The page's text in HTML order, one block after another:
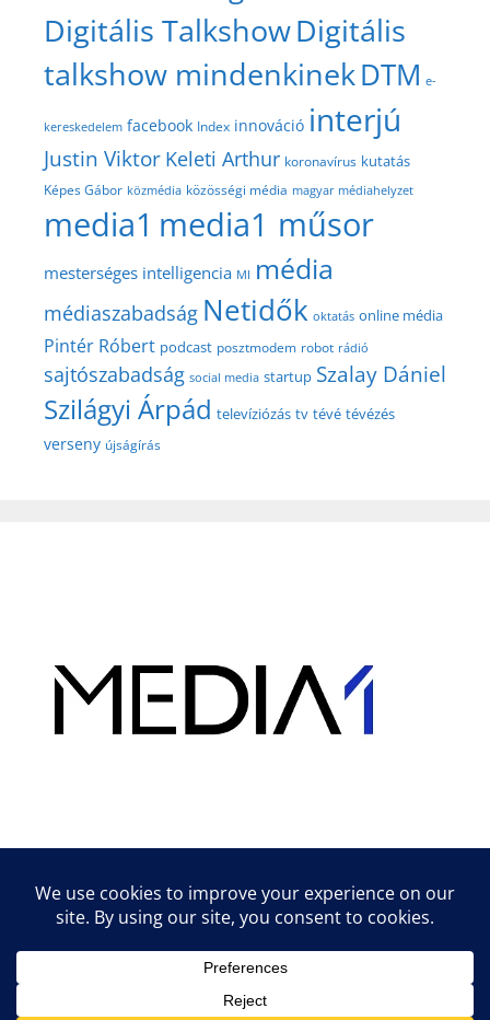
Digitális TalkshowDigitális
talkshow mindenkinekDTM e-
kereskedelem facebook Index innováció interjú
Justin Viktor Keleti Arthur koronavírus kutatás
Képes Gábor közmédia közösségi média magyar médiahelyzet
media1 media1 műsor
mesterséges intelligencia MI média
médiaszabadság Netidők oktatás online média
Pintér Róbert podcast posztmodem robot rádió
sajtószabadság social media startup Szalay Dániel
Szilágyi Árpád televíziózás tv tévé tévézés
verseny újságírás
Lifestyle tippek & trükkök